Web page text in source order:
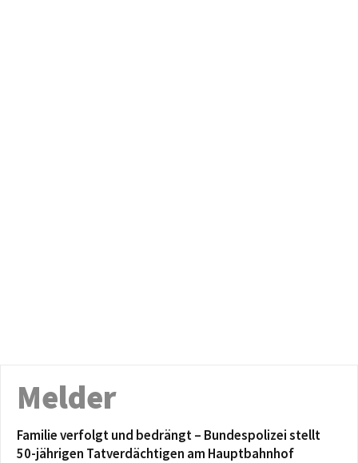
Melder
Familie verfolgt und bedrängt – Bundespolizei stellt
50-jährigen Tatverdächtigen am Hauptbahnhof